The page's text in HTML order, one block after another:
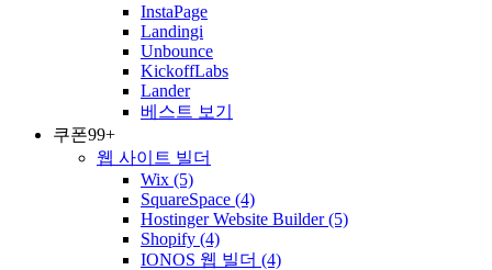
InstaPage
Landingi
Unbounce
KickoffLabs
Lander
베스트 보기
쿠폰99+
웹 사이트 빌더
Wix (5)
SquareSpace (4)
Hostinger Website Builder(5)
Shopify (4)
IONOS 웹 빌더 (4)